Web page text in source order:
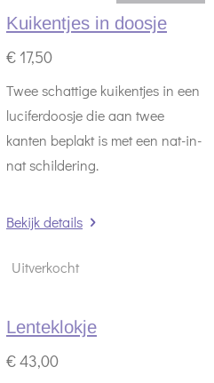
Kuikentjes in doosje
€ 17,50
Twee schattige kuikentjes in een
luciferdoosje die aan twee
kanten beplakt is met een nat-in-
nat schildering.
Bekijk details
Uitverkocht
Lenteklokje
€ 43,00